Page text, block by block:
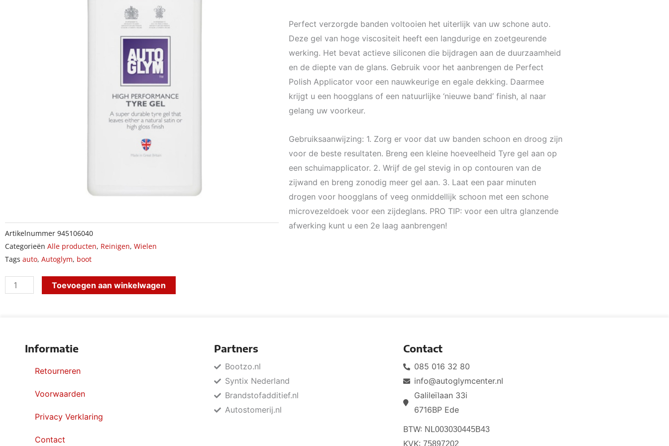
Artikelnummer 945106040
Categorieën Alle producten, Reinigen, Wielen
Tags auto, Autoglym, boot
Autoglym
500ml
Toevoegen aan winkelwagen
Perfect verzorgde banden voltooien het uiterlijk van uw schone auto.
Deze gel van hoge viscositeit heeft een langdurige en zoetgeurende
werking. Het bevat actieve siliconen die bijdragen aan de duurzaamheid
en de diepte van de glans. Gebruik voor het aanbrengen de Perfect
Polish Applicator voor een nauwkeurige en egale dekking. Daarmee
krijgt u een hoogglans of een natuurlijke ‘nieuwe band’ finish, al naar
gelang uw voorkeur.
Gebruiksaanwijzing: 1. Zorg er voor dat uw banden schoon en droog zijn
voor de beste resultaten. Breng een kleine hoeveelheid Tyre gel aan op
een schuimapplicator. 2. Wrijf de gel stevig in op contouren van de
zijwand en breng zonodig meer gel aan. 3. Laat een paar minuten
drogen voor hoogglans of veeg onmiddellijk schoon met een schone
microvezeldoek voor een zijdeglans. PRO TIP: voor een ultra glanzende
afwerking kunt u een 2e laag aanbrengen!
Informatie
Retourneren
Voorwaarden
Privacy Verklaring
Contact
Partners
Bootzo.nl
Syntix Nederland
Brandstofadditief.nl
Autostomerij.nl
Contact
085 016 32 80
info@autoglymcenter.nl
Galileïlaan 33i
6716BP Ede
BTW: NL003030445B43
KVK: 75897202